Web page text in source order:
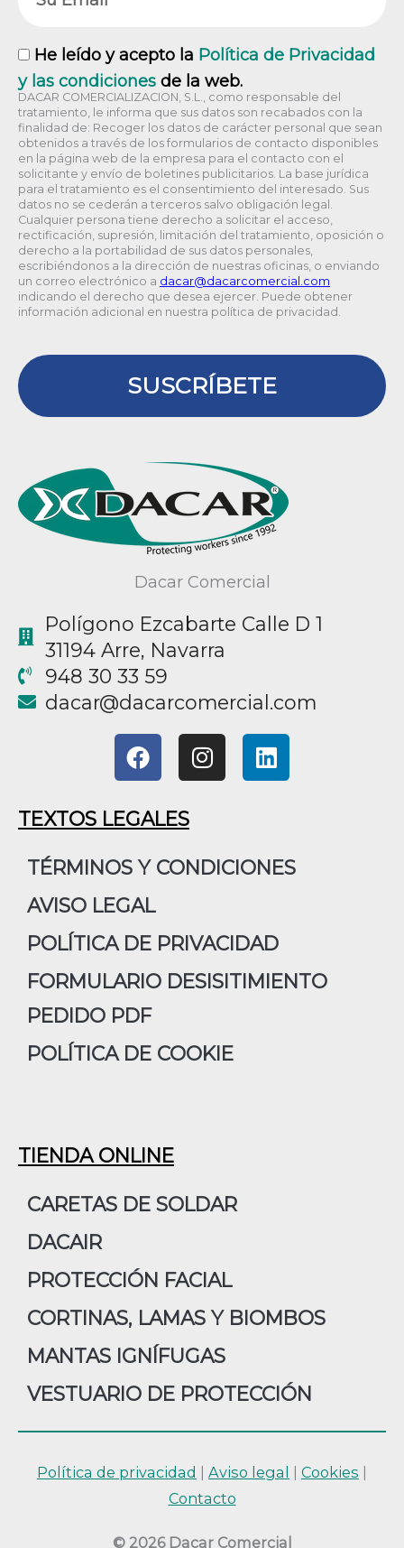
RGPD
He leído y acepto la Política de Privacidad
y las condiciones de la web.
DACAR COMERCIALIZACION, S.L., como responsable del
tratamiento, le informa que sus datos son recabados con la
finalidad de: Recoger los datos de carácter personal que sean
obtenidos a través de los formularios de contacto disponibles
en la página web de la empresa para el contacto con el
solicitante y envío de boletines publicitarios. La base jurídica
para el tratamiento es el consentimiento del interesado. Sus
datos no se cederán a terceros salvo obligación legal.
Cualquier persona tiene derecho a solicitar el acceso,
rectificación, supresión, limitación del tratamiento, oposición o
derecho a la portabilidad de sus datos personales,
escribiéndonos a la dirección de nuestras oficinas, o enviando
un correo electrónico a
moc.laicremocracad
@racad
indicando el derecho que desea ejercer. Puede obtener
información adicional en nuestra política de privacidad.
SUSCRÍBETE
Dacar Comercial
Polígono Ezcabarte Calle D 1
31194 Arre, Navarra
948 30 33 59
moc.laicremocracad
@racad
F
a
e
b
o
k
I
n
g
m
L
i
d
TEXTOS LEGALES
TÉRMINOS Y CONDICIONES
AVISO LEGAL
POLÍTICA DE PRIVACIDAD
FORMULARIO DESISITIMIENTO
PEDIDO PDF
POLÍTICA DE COOKIE
TIENDA ONLINE
CARETAS DE SOLDAR
DACAIR
PROTECCIÓN FACIAL
CORTINAS, LAMAS Y BIOMBOS
MANTAS IGNÍFUGAS
VESTUARIO DE PROTECCIÓN
© 2026 Dacar Comercial
Política de privacidad | Aviso legal | Cookies |
Contacto